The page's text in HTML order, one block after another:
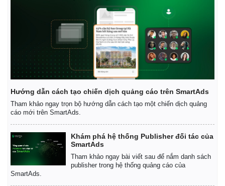
Hướng dẫn cách tạo chiến dịch quảng cáo trên SmartAds
Tham khảo ngay trọn bộ hướng dẫn cách tạo một chiến dịch quảng
cáo mới trên SmartAds.
Khám phá hệ thống Publisher đối tác của
SmartAds
Tham khảo ngay bài viết sau để nắm danh sách
publisher trong hệ thống quảng cáo của
SmartAds.